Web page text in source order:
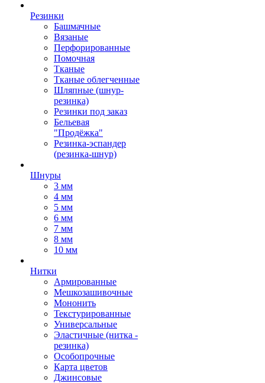
Резинки
Башмачные
Вязаные
Перфорированные
Помочная
Тканые
Тканые облегченные
Шляпные (шнур-
резинка)
Резинки под заказ
Бельевая
"Продёжка"
Резинка-эспандер
(резинка-шнур)
Шнуры
3 мм
4 мм
5 мм
6 мм
7 мм
8 мм
10 мм
Нитки
Армированные
Мешкозашивочные
Мононить
Текстурированные
Универсальные
Эластичные (нитка -
резинка)
Особопрочные
Карта цветов
Джинсовые